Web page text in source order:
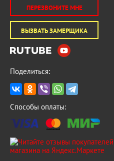
ПЕРЕЗВОНИТЕ МНЕ
ВЫЗВАТЬ ЗАМЕРЩИКА
Поделиться:
Способы оплаты: